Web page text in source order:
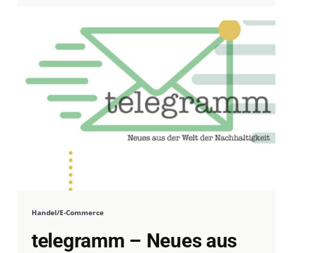
Handel/E-Commerce
telegramm – Neues aus